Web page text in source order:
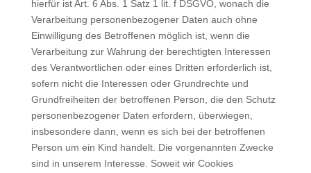
hierfür ist Art. 6 Abs. 1 Satz 1 lit. f DSGVO, wonach die
Verarbeitung personenbezogener Daten auch ohne
Einwilligung des Betroffenen möglich ist, wenn die
Verarbeitung zur Wahrung der berechtigten Interessen
des Verantwortlichen oder eines Dritten erforderlich ist,
sofern nicht die Interessen oder Grundrechte und
Grundfreiheiten der betroffenen Person, die den Schutz
personenbezogener Daten erfordern, überwiegen,
insbesondere dann, wenn es sich bei der betroffenen
Person um ein Kind handelt. Die vorgenannten Zwecke
sind in unserem Interesse. Soweit wir Cookies